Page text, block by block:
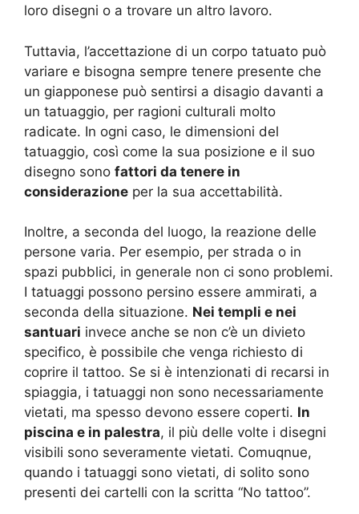
loro disegni o a trovare un altro lavoro.
Tuttavia, l’accettazione di un corpo tatuato può
variare e bisogna sempre tenere presente che
un giapponese può sentirsi a disagio davanti a
un tatuaggio, per ragioni culturali molto
radicate. In ogni caso, le dimensioni del
tatuaggio, così come la sua posizione e il suo
disegno sono fattori da tenere in
considerazione per la sua accettabilità.
Inoltre, a seconda del luogo, la reazione delle
persone varia. Per esempio, per strada o in
spazi pubblici, in generale non ci sono problemi.
I tatuaggi possono persino essere ammirati, a
seconda della situazione. Nei templi e nei
santuari invece anche se non c’è un divieto
specifico, è possibile che venga richiesto di
coprire il tattoo. Se si è intenzionati di recarsi in
spiaggia, i tatuaggi non sono necessariamente
vietati, ma spesso devono essere coperti. In
piscina e in palestra, il più delle volte i disegni
visibili sono severamente vietati. Comuqnue,
quando i tatuaggi sono vietati, di solito sono
presenti dei cartelli con la scritta “No tattoo”.